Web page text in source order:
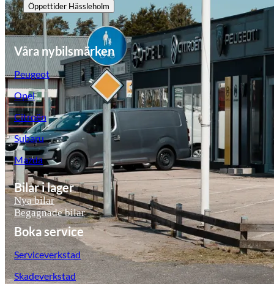
Öppettider Hässleholm
Våra nybilsmärken
Peugeot
Opel
Citroën
Subaru
Mazda
Bilar i lager
Nya bilar
Begagnade bilar
Boka service
Serviceverkstad
Skadeverkstad